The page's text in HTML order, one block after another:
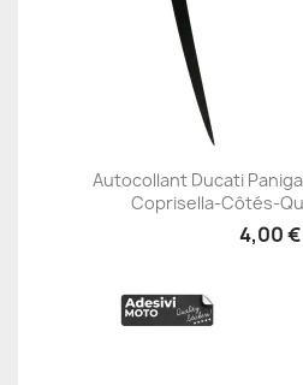
Autocollant Ducati
Coprisella-Côtés-
4,00 €